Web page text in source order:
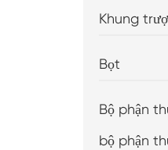
Khung
Bọt
Bộ phận
bộ phận